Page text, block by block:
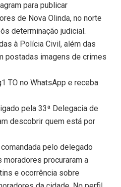
para publicar
de Nova Olinda, no norte
determinação judicial.
à Polícia Civil, além das
postadas imagens de crimes
TO no WhatsApp e receba
pela 33ª Delegacia de
descobrir quem está por
pelo delegado
procuraram a
e ocorrência sobre